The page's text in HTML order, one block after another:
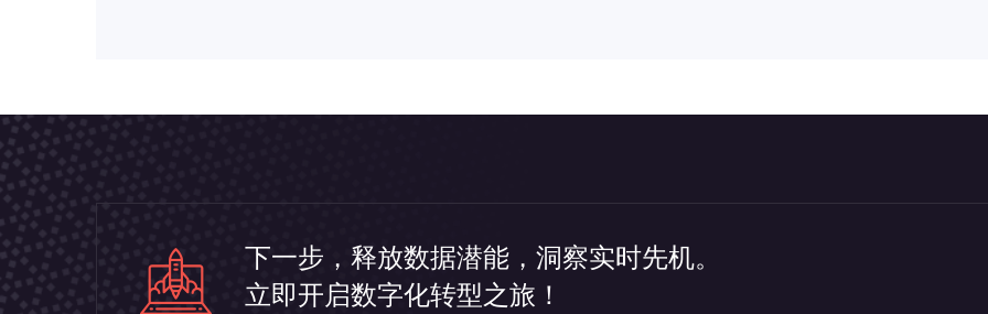
下一步，释放数据潜能，洞察实时先机。
立即开启数字化转型之旅！